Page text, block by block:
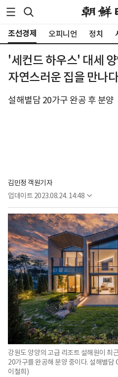
조선경제 오피니언 정치
'세컨드 하우스' 대세
자연스러운 집을 만나다
설해별담 20가구 완공 후 분양
김민정 객원기자
업데이트 2023.08.24. 14:48
강원도 양양의 고급 리조트 설해원이 최
20가구를 완공해 분양 중이다. 설해별담
이철희)